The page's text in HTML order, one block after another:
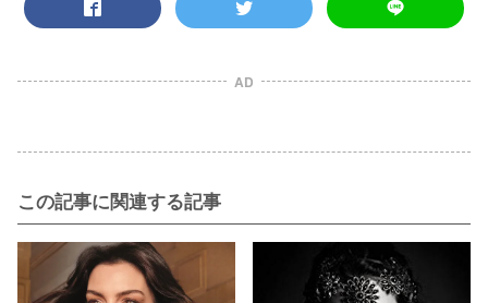
AD
この記事に関連する記事